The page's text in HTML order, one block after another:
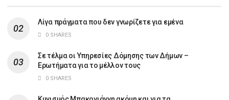
Λίγα πράγματα που δεν γνωρίζετε για εμένα
0 SHARES
Σε τέλμα οι Υπηρεσίες Δόμησης των Δήμων –
Ερωτήματα για το μέλλον τους
0 SHARES